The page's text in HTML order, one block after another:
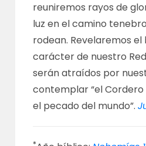
reuniremos rayos de
luz en el camino
rodean. Revelaremos el
carácter de nuestro
serán atraídos por
contemplar “el Cordero
el pecado del mundo”.
*